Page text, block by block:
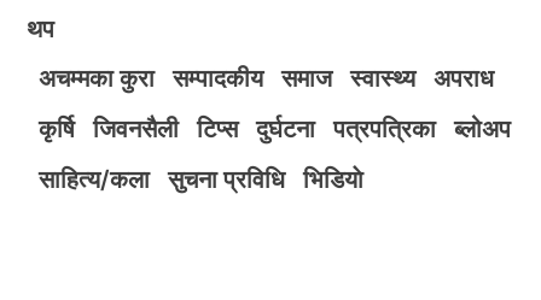
थप
अचम्मका कुरा
सम्पादकीय समाज स्वास्थ्य
अपराध
कृर्षि
जिवनसैली टिप्स दुर्घटना पत्रपत्रिका
ब्लोअप
साहित्य/कला
सुचना प्रविधि भिडियाे